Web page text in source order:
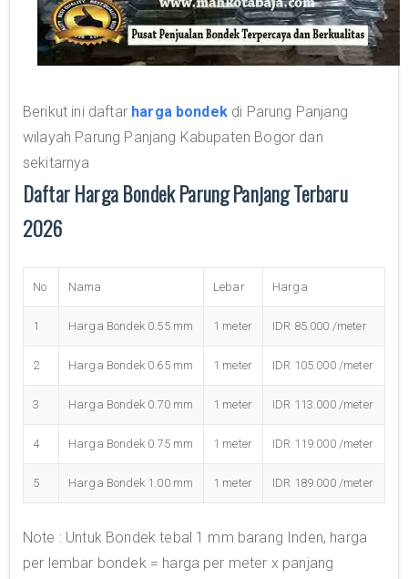
Berikut ini daftar harga bondekdi Parung Panjang
wilayah Parung Panjang Kabupaten Bogor dan
sekitarnya
Daftar Harga Bondek Parung Panjang Terbaru
2026
No Nama Lebar Harga
1 Harga Bondek 0.55 mm 1 meter IDR 85.000 /meter
2 Harga Bondek 0.65 mm 1 meter IDR 105.000 /meter
3 Harga Bondek 0.70 mm 1 meter IDR 113.000 /meter
4 Harga Bondek 0.75 mm 1 meter IDR 119.000 /meter
5 Harga Bondek 1.00 mm 1 meter IDR 189.000 /meter
Note : Untuk Bondek tebal 1 mm barang Inden, harga
per lembar bondek = harga per meter x panjang